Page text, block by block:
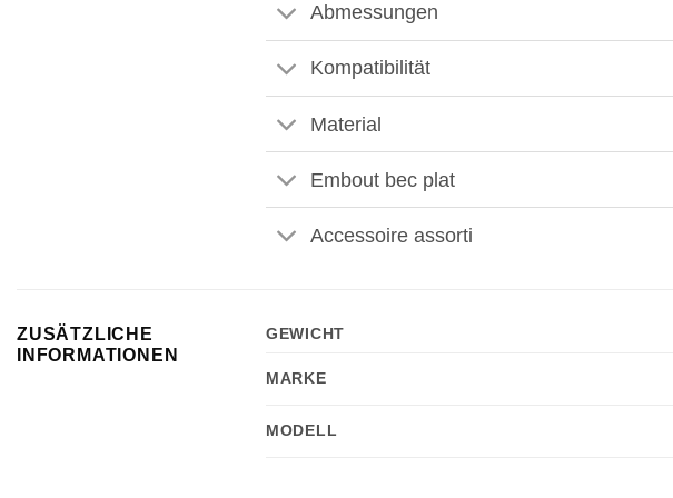
Abmessungen
Kompatibilität
Material
Embout bec plat
Accessoire assorti
ZUSÄTZLICHE
INFORMATIONEN
GEWICHT
MARKE
MODELL